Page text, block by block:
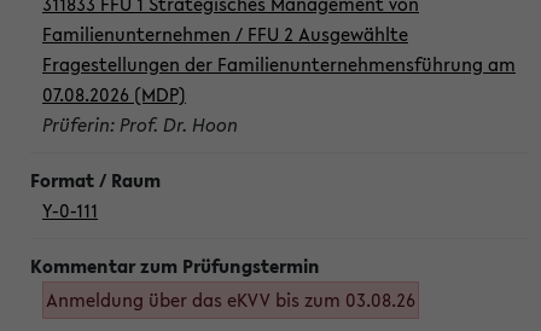
Familienunternehmen / FFU 2 Ausgewählte
Fragestellungen der Familienunternehmensführung am
07.08.2026 (MDP)
Prüferin: Prof. Dr. Hoon
Y-0-111
Anmeldung über das eKVV bis zum 03.08.26